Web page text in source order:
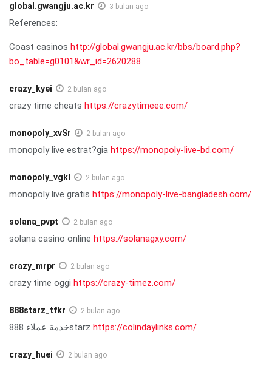
global.gwangju.ac.kr 3 bulan ago
References:
Coast casinos http://global.gwangju.ac.kr/bbs/board.php?
bo_table=g0101&wr_id=2620288
crazy_kyei 2 bulan ago
crazy time cheats https://crazytimeee.com/
monopoly_xvSr 2 bulan ago
monopoly live estrat?gia https://monopoly-live-bd.com/
monopoly_vgkl 2 bulan ago
monopoly live gratis https://monopoly-live-bangladesh.com/
solana_pvpt 2 bulan ago
solana casino online https://solanagxy.com/
crazy_mrpr 2 bulan ago
crazy time oggi https://crazy-timez.com/
888starz_tfkr 2 bulan ago
خدمة عملاء 888starz https://colindaylinks.com/
crazy_huei 2 bulan ago